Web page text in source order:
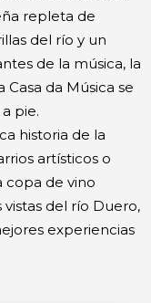
repleta de
del río y un
de la música, la
da Música se
pie.
historia de la
artísticos o
copa de vino
del río Duero,
experiencias